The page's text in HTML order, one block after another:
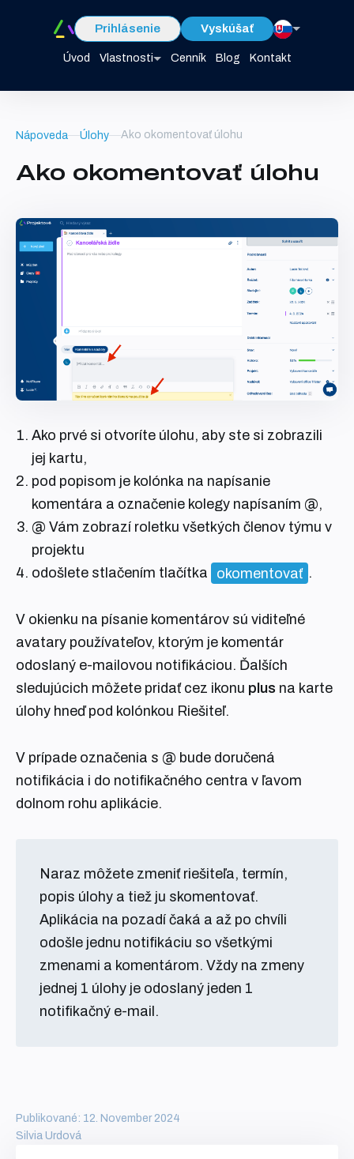
Úvod Vlastnosti Cenník Blog Kontakt
Prihlásenie Vyskúšať
Nápoveda Úlohy Ako okomentovať úlohu
Ako okomentovať úlohu
Ako prvé si otvoríte úlohu, aby ste si zobrazili
jej kartu,
pod popisom je kolónka na napísanie
komentára a označenie kolegy napísaním @,
@ Vám zobrazí roletku všetkých členov týmu v
projektu
odošlete stlačením tlačítka
okomentovať .
V okienku na písanie komentárov sú viditeľné
avatary používateľov, ktorým je komentár
odoslaný e-mailovou notifikáciou. Ďalších
sledujúcich môžete pridať cez ikonu plus na karte
úlohy hneď pod kolónkou Riešiteľ.
V prípade označenia s @ bude doručená
notifikácia i do notifikačného centra v ľavom
dolnom rohu aplikácie.
Naraz môžete zmeniť riešiteľa, termín,
popis úlohy a tiež ju skomentovať.
Aplikácia na pozadí čaká a až po chvíli
odošle jednu notifikáciu so všetkými
zmenami a komentárom. Vždy na zmeny
jednej 1 úlohy je odoslaný jeden 1
notifikačný e-mail.
Publikované: 12. November 2024
Silvia Urdová